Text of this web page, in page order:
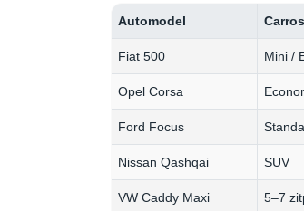
Automodel
Fiat 500 Mini /
Opel Corsa
Ford Focus
Nissan Qashqai SUV
VW Caddy Maxi 5–7